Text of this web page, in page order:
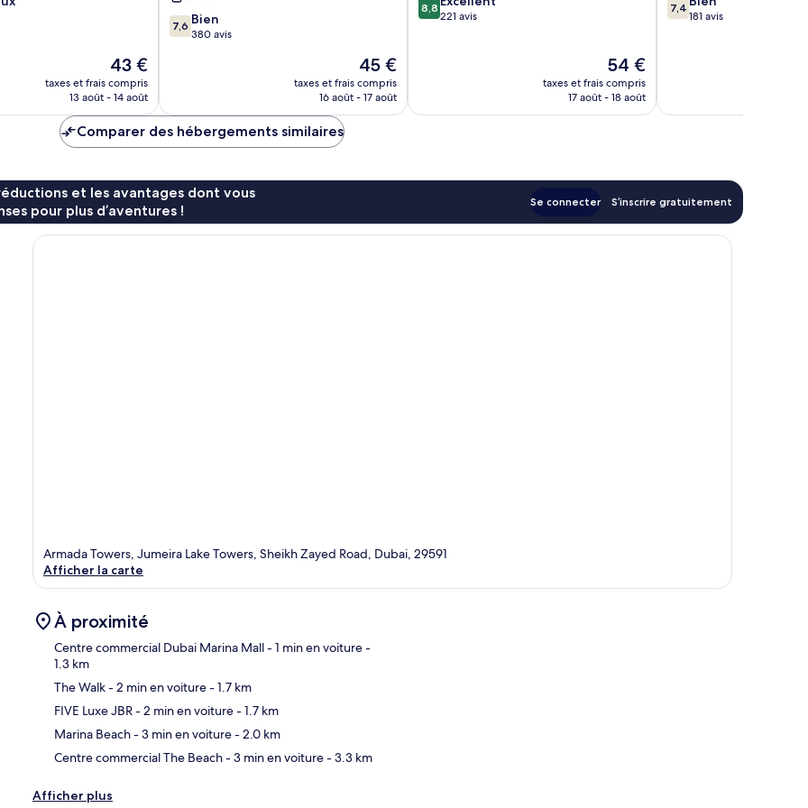
Le
nouveau
prix
de
43 €
43 €
taxes et frais compris
13 août - 14 août
7.6
sur
7,6 Bien
380 avis
Le
nouveau
prix
45 €
taxes et frais compris
16 août - 17 août
sur
8,8
221 avis
Le
nouveau
prix
54 €
taxes et frais compris
17 août - 18 août
sur
7,4
181 avis
Comparer des hébergements similaires
et les avantages dont vous
pour plus d’aventures !
Se connecter S’inscrire gratuitement
Armada Towers, Jumeira Lake Towers, Sheikh Zayed Road, Dubai, 29591
Afficher la carte
À proximité
Centre commercial Dubai Marina Mall- 1 min en voiture-
1.3 km
The Walk- 2 min en voiture- 1.7 km
FIVE Luxe JBR- 2 min en voiture- 1.7 km
Marina Beach- 3 min en voiture- 2.0 km
Centre commercial The Beach- 3 min en voiture- 3.3 km
Afficher plus